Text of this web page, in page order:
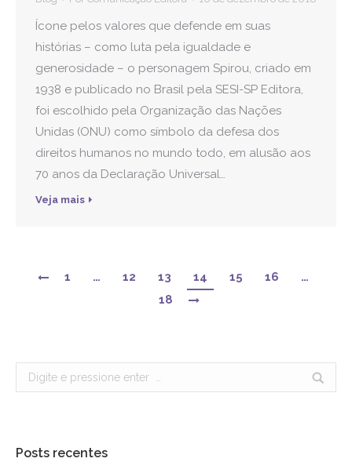
Ícone pelos valores que defende em suas
histórias – como luta pela igualdade e
generosidade – o personagem Spirou, criado em
1938 e publicado no Brasil pela SESI-SP Editora,
foi escolhido pela Organização das Nações
Unidas (ONU) como símbolo da defesa dos
direitos humanos no mundo todo, em alusão aos
70 anos da Declaração Universal…
Veja mais
1 … 12 13 14 15 16
…
18
Search:
Posts recentes